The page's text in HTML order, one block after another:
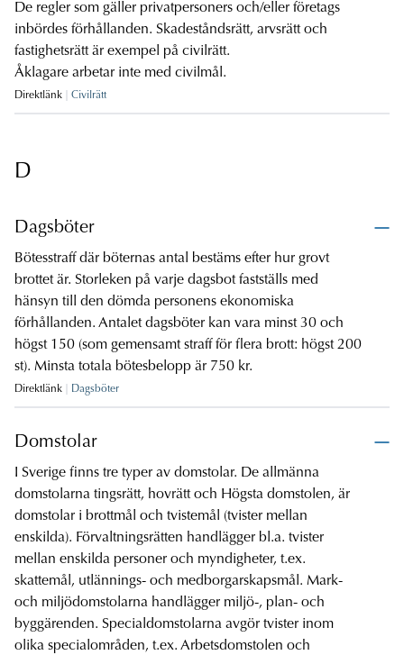
De regler som gäller privatpersoners och/eller företags
inbördes förhållanden. Skadeståndsrätt, arvsrätt och
fastighetsrätt är exempel på civilrätt.
Åklagare arbetar inte med civilmål.
Direktlänk Civilrätt
D
Dagsböter
Bötesstraff där böternas antal bestäms efter hur grovt
brottet är. Storleken på varje dagsbot fastställs med
hänsyn till den dömda personens ekonomiska
förhållanden. Antalet dagsböter kan vara minst 30 och
högst 150 (som gemensamt straff för flera brott: högst 200
st). Minsta totala bötesbelopp är 750 kr.
Direktlänk Dagsböter
Domstolar
I Sverige finns tre typer av domstolar. De allmänna
domstolarna tingsrätt, hovrätt och Högsta domstolen, är
domstolar i brottmål och tvistemål (tvister mellan
enskilda). Förvaltningsrätten handlägger bl.a. tvister
mellan enskilda personer och myndigheter, t.ex.
skattemål, utlännings- och medborgarskapsmål. Mark-
och miljödomstolarna handlägger miljö-, plan- och
byggärenden. Specialdomstolarna avgör tvister inom
olika specialområden, t.ex. Arbetsdomstolen och